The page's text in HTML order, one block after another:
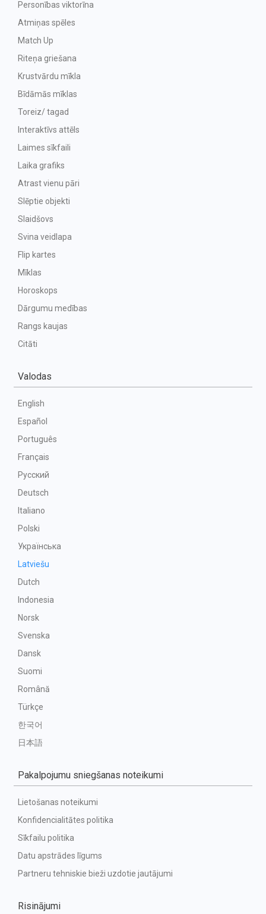
Personības viktorīna
Atmiņas spēles
Match Up
Riteņa griešana
Krustvārdu mīkla
Bīdāmās mīklas
Toreiz/ tagad
Interaktīvs attēls
Laimes sīkfaili
Laika grafiks
Atrast vienu pāri
Slēptie objekti
Slaidšovs
Svina veidlapa
Flip kartes
Mīklas
Horoskops
Dārgumu medības
Rangs kaujas
Citāti
Valodas
English
Español
Português
Français
Русский
Deutsch
Italiano
Polski
Українська
Latviešu
Dutch
Indonesia
Norsk
Svenska
Dansk
Suomi
Română
Türkçe
한국어
日本語
Pakalpojumu sniegšanas noteikumi
Lietošanas noteikumi
Konfidencialitātes politika
Sīkfailu politika
Datu apstrādes līgums
Partneru tehniskie bieži uzdotie jautājumi
Risinājumi